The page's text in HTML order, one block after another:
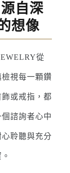
自深
想像
從
視每一顆鑽
或戒指，都
諮詢者心中
聆聽與充分